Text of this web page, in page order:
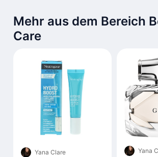
Mehr aus dem Bereich
Care
Yana Clare
Yana